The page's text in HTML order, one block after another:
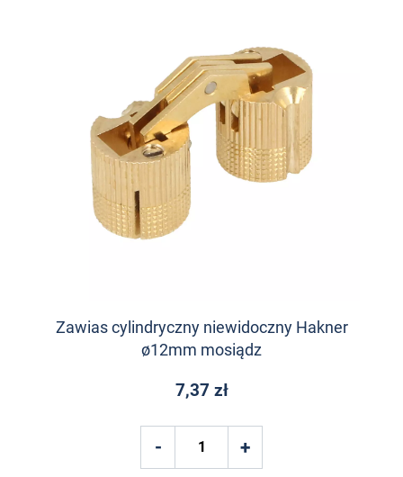
Zawias cylindryczny niewidoczny Hakner
ø12mm mosiądz
7,37 zł